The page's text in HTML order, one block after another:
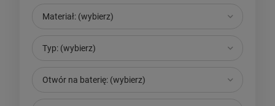
Materiał: (wybierz)
Typ: (wybierz)
Otwór na baterię: (wybierz)